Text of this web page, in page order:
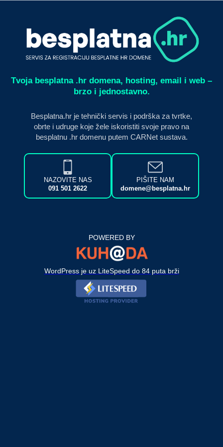
Tvoja besplatna .hr domena, hosting, email i web –
brzo i jednostavno.
Besplatna.hr je tehnički servis i podrška za tvrtke,
obrte i udruge koje žele iskoristiti svoje pravo na
besplatnu .hr domenu putem CARNet sustava.
NAZOVITE NAS
091 501 2622
PIŠITE NAM
domene@besplatna.hr
POWERED BY
WordPress je uz LiteSpeed do 84 puta brži